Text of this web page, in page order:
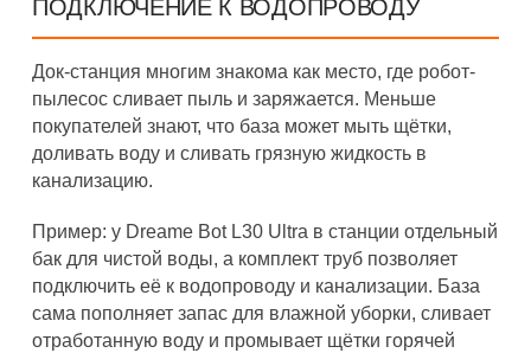
ПОДКЛЮЧЕНИЕ К ВОДОПРОВОДУ
Док-станция многим знакома как место, где робот-
пылесос сливает пыль и заряжается. Меньше
покупателей знают, что база может мыть щётки,
доливать воду и сливать грязную жидкость в
канализацию.
Пример: у Dreame Bot L30 Ultra в станции отдельный
бак для чистой воды, а комплект труб позволяет
подключить её к водопроводу и канализации. База
сама пополняет запас для влажной уборки, сливает
отработанную воду и промывает щётки горячей